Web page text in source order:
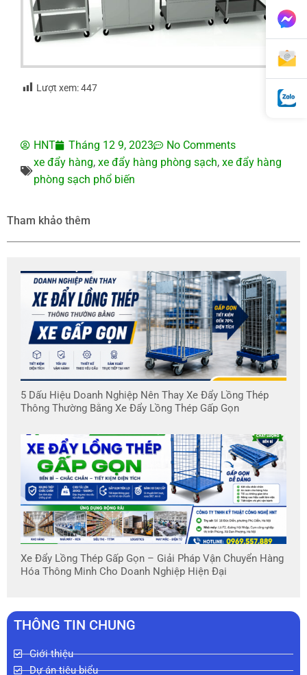
Lượt xem:447
HNT Tháng 12 9, 2023
No Comments
xe đẩy hàng, xe đẩy hàng phòng sạch, xe đẩy hàng
phòng sạch phổ biến
Tham khảo thêm
5 Dấu Hiệu Doanh Nghiệp Nên Thay Xe Đẩy Lồng Thép
Thông Thường Bằng Xe Đẩy Lồng Thép Gấp Gọn
Xe Đẩy Lồng Thép Gấp Gọn – Giải Pháp Vận Chuyển Hàng
Hóa Thông Minh Cho Doanh Nghiệp Hiện Đại
THÔNG TIN CHUNG
Giới thiệu
Dự án tiêu biểu